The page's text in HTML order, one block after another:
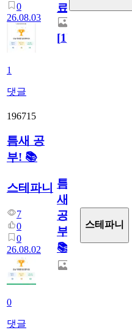
0
26.08.03
1
댓글
료
[1]
196715
틈새 공
부! 📚
스테파니
7
0
0
26.08.02
0
댓글
틈
새
공
부!
📚
스테파니